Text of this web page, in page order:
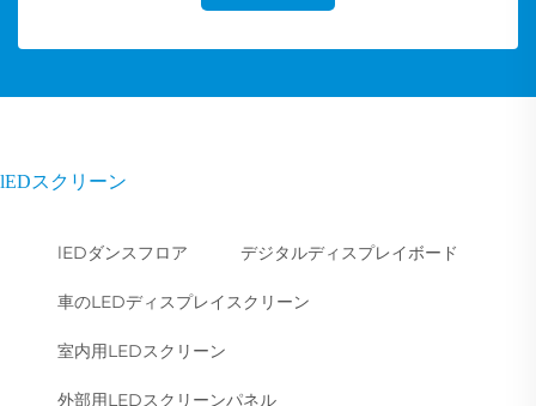
lEDスクリーン
lEDダンスフロア デジタルディスプレイボード
車のLEDディスプレイスクリーン
室内用LEDスクリーン
外部用LEDスクリーンパネル